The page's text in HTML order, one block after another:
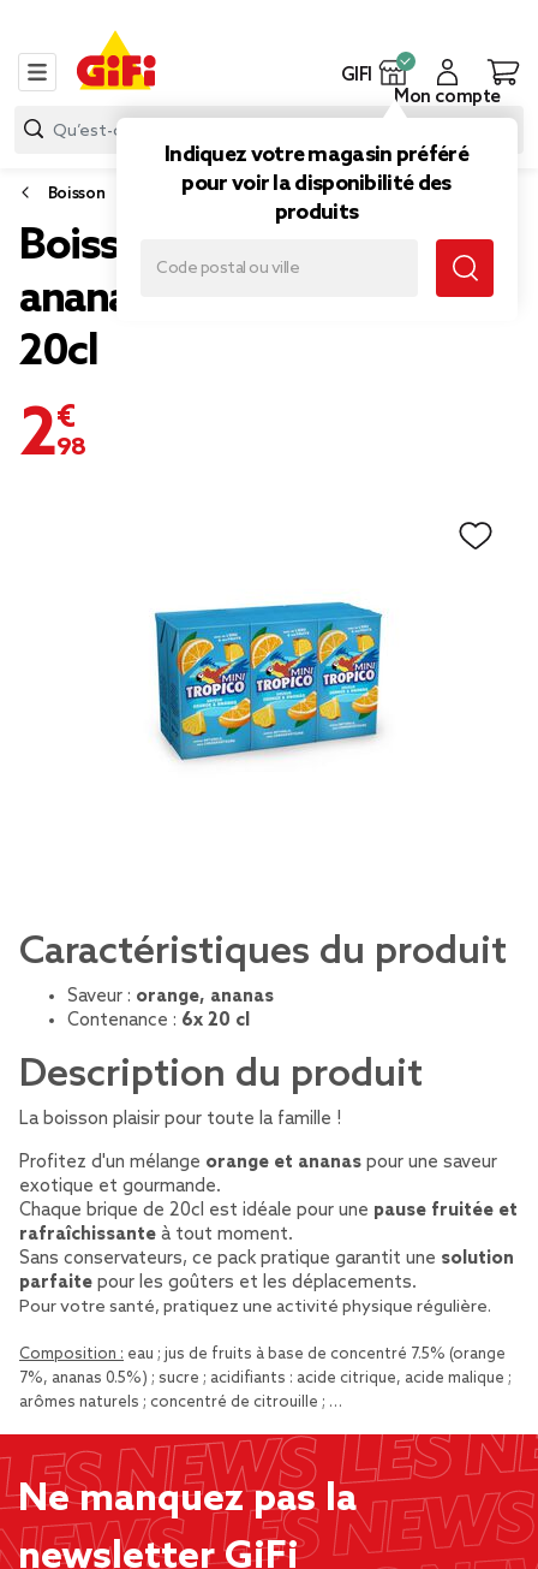
GIFI
Indiquez votre magasin préféré
pour voir la disponibilité des
produits
Mon compte
Boisson
Boisson Tropico orange
ananas Pack de 6 briques
20cl
2,98 €
Caractéristiques du produit
Saveur : orange, ananas
Contenance : 6x 20 cl
Description du produit
La boisson plaisir pour toute la famille !
Profitez d'un mélange orange et ananas pour une saveur
exotique et gourmande.
Chaque brique de 20cl est idéale pour une pause fruitée et
rafraîchissante à tout moment.
Sans conservateurs, ce pack pratique garantit une solution
parfaite pour les goûters et les déplacements.
Pour votre santé, pratiquez une activité physique régulière.
Composition : eau ; jus de fruits à base de concentré 7.5% (orange
7%, ananas 0.5%) ; sucre ; acidifiants : acide citrique, acide malique ;
arômes naturels ; concentré de citrouille ; …
Ne manquez pas la
newsletter GiFi